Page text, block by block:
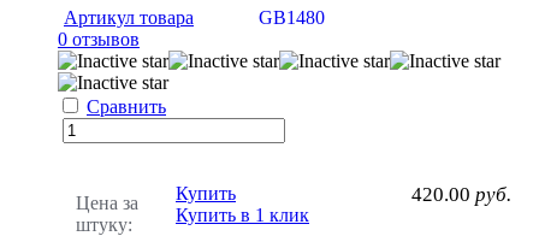
Артикул товара
GB1480
0 отзывов
Сравнить
Цена за
штуку:
420.00 руб.
Купить
Купить в 1 клик